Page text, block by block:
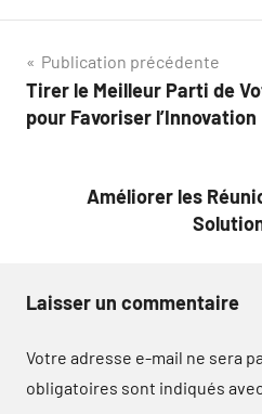
Navigation
de
Publication précédente
Tirer le Meilleur Parti de
pour Favoriser l’Innovation
Améliorer les
Laisser un commentaire
Votre adresse e-mail ne sera
obligatoires sont indiqués